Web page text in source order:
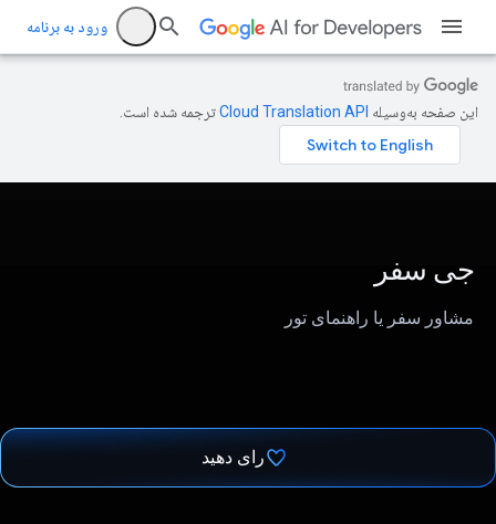
ورود به برنامه
این صفحه به‌وسیله ترجمه شده است.
جی سفر
مشاور سفر یا راهنمای تور
رای دهید